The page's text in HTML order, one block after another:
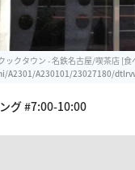
ックタウン - 名鉄名古屋/喫茶店 [食
A2301/A230101/23027180/
グ #7:00-10:00